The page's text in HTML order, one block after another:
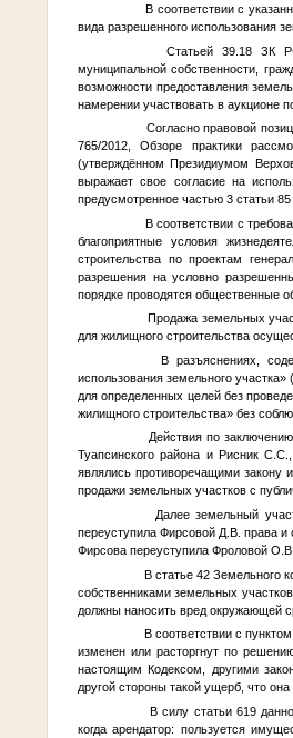
В соответствии с
вида разрешенного использования
Статьей 39.18 ЗК РФ
муниципальной собственности,
возможности предоставления
намерении участвовать в аукционе
Согласно правовой
765/2012, Обзоре практики
(утверждённом Президиумом
выражает свое согласие на
предусмотренное частью 3 статьи
В соответствии с
благоприятные условия
строительства по проектам
разрешения на условно
порядке проводятся общественные
Продажа земельных
для жилищного строительства
В разъяснениях,
использования земельного
для определенных целей без
жилищного строительства» без
Действия по заключению
Туапсинского района и Рисник
являлись противоречащими закону
продажи земельных участков с
Далее земельный
переуступила Фирсовой Д.В. права и
Фирсова переуступила Фроловой
В статье 42 Земельного
собственниками земельных
должны наносить вред окружающей
В соответствии с пунктом
изменен или расторгнут по
настоящим Кодексом, другими
другой стороны такой ущерб, что
В силу статьи 619
когда арендатор: пользуется